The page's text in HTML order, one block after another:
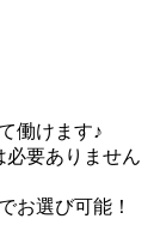
働けます♪
要ありません
お選び可能！